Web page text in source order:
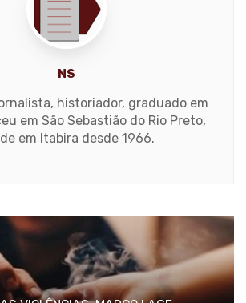
NS
historiador, graduado em
em São Sebastião do Rio Preto,
em Itabira desde 1966.